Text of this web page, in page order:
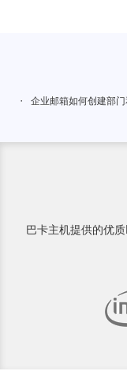
· 企业邮箱如何创建部
巴卡主机提供的优